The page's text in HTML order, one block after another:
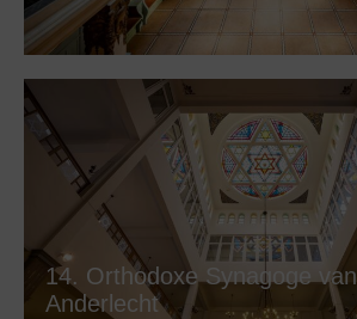
14. Orthodoxe Synagoge van
Anderlecht